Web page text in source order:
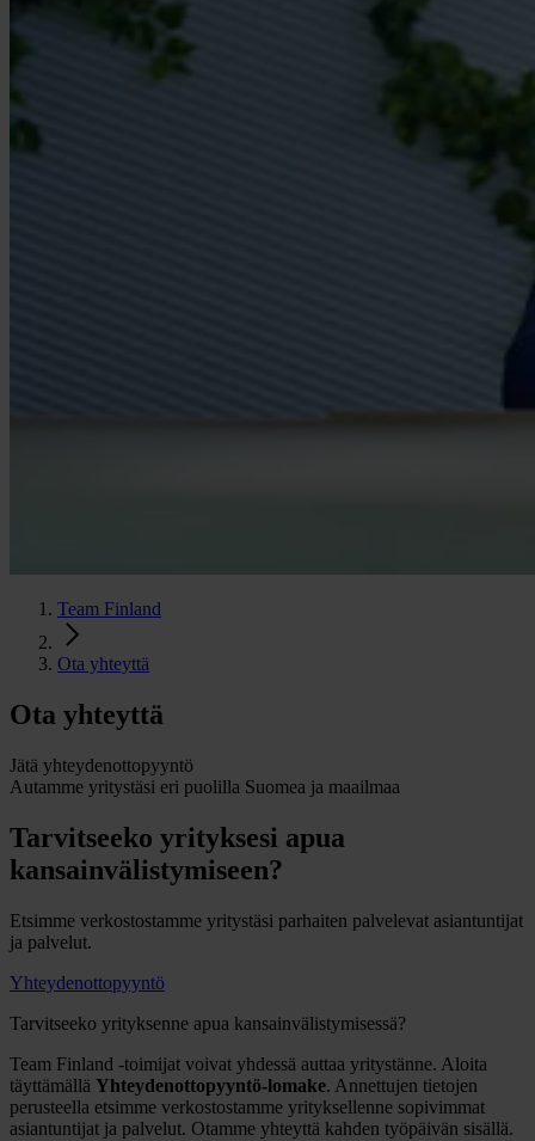
Team Finland
Ota yhteyttä
Ota yhteyttä
Jätä yhteydenottopyyntö
Autamme yritystäsi eri puolilla Suomea ja maailmaa
Tarvitseeko yrityksesi apua
kansainvälistymiseen?
Etsimme verkostostamme yritystäsi parhaiten palvelevat asiantuntijat
ja palvelut.
Yhteydenottopyyntö
Tarvitseeko yrityksenne apua kansainvälistymisessä?
Team Finland -toimijat voivat yhdessä auttaa yritystänne. Aloita
täyttämällä Yhteydenottopyyntö-lomake. Annettujen tietojen
perusteella etsimme verkostostamme yrityksellenne sopivimmat
asiantuntijat ja palvelut. Otamme yhteyttä kahden työpäivän sisällä.